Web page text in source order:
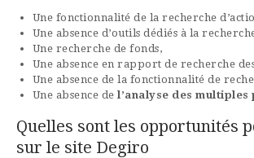
Une fonctionnalité de la recherche
Une absence d’outils dédiés à la
Une recherche de fonds,
Une absence en rapport de recherche
Une absence de la fonctionnalité de
Une absence de l’analyse des
Quelles sont les opportunités
sur le site Degiro